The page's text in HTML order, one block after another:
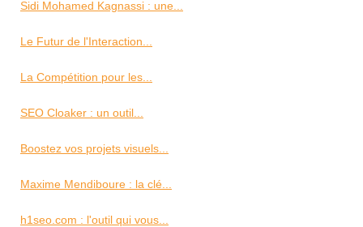
Sidi Mohamed Kagnassi : une...
Le Futur de l'Interaction...
La Compétition pour les...
SEO Cloaker : un outil...
Boostez vos projets visuels...
Maxime Mendiboure : la clé...
h1seo.com : l'outil qui vous...